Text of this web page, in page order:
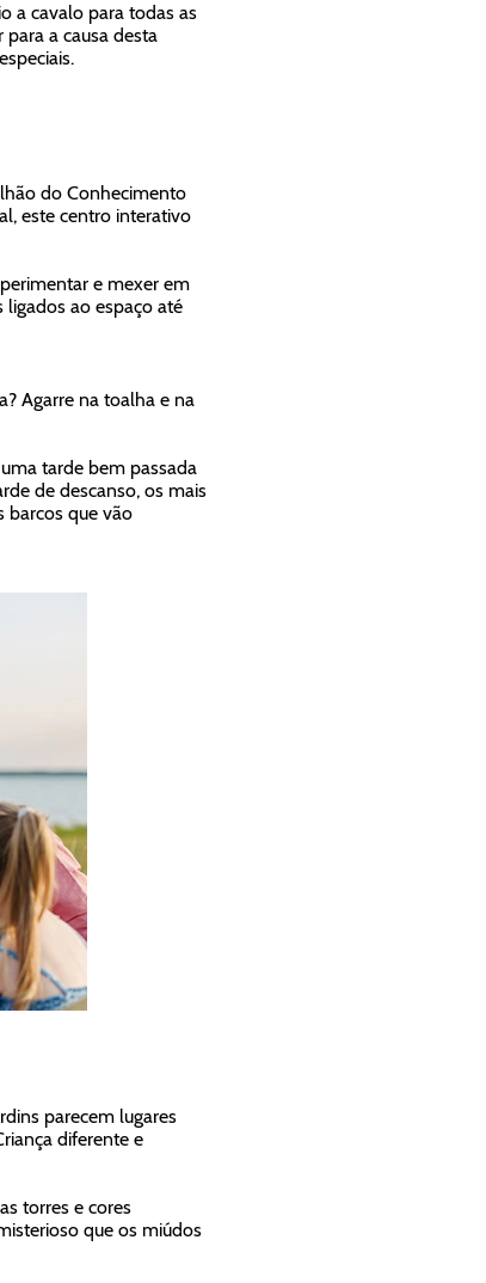
a cavalo para todas as
a causa desta
do Conhecimento
este centro interativo
e mexer em
ligados ao espaço até
Agarre na toalha e na
tarde bem passada
de descanso, os mais
barcos que vão
parecem lugares
diferente e
torres e cores
que os miúdos